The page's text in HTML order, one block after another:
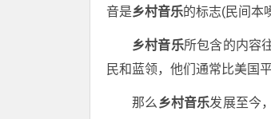
音是乡村音乐的标志(民间本
乡村音乐所包含的内容
民和蓝领，他们通常比美国
那么乡村音乐发展至今